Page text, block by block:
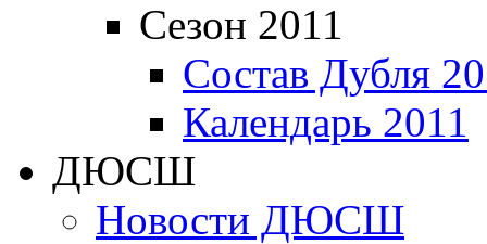
Сезон 2011
Состав Дубля
Календарь 2011
ДЮСШ
Новости ДЮСШ